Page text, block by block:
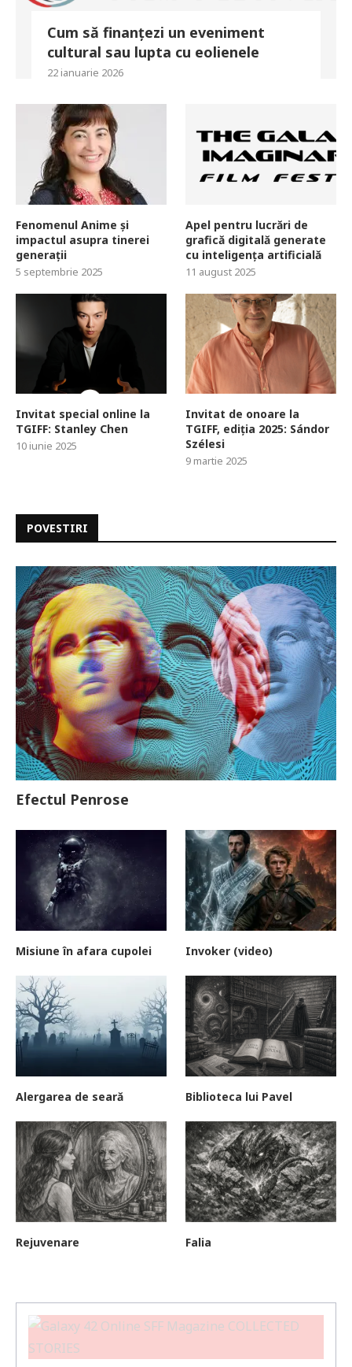
Cum să finanțezi un eveniment
cultural sau lupta cu eolienele
22 ianuarie 2026
Fenomenul Anime și
impactul asupra tinerei
generații
5 septembrie 2025
Apel pentru lucrări de
grafică digitală generate
cu inteligența artificială
11 august 2025
Invitat special online la
TGIFF: Stanley Chen
10 iunie 2025
Invitat de onoare la
TGIFF, ediția 2025: Sándor
Szélesi
9 martie 2025
POVESTIRI
Efectul Penrose
Misiune în afara cupolei Invoker (video)
Alergarea de seară Biblioteca lui Pavel
Rejuvenare Falia